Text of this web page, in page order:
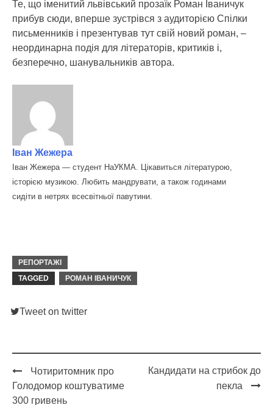
Те, що іменитий львівський прозаїк Роман Іваничук
прибув сюди, вперше зустрівся з аудиторією Спілки
письменників і презентував тут свій новий роман, –
неординарна подія для літераторів, критиків і,
безперечно, шанувальників автора.
Іван Жежера
Іван Жежера — студент НаУКМА. Цікавиться літературою,
історією музикою. Любить мандрувати, а також годинами
сидіти в нетрях всесвітньої павутини.
РЕПОРТАЖІ
TAGGED
РОМАН ІВАНИЧУК
Tweet on twitter
Post
Чотиритомник про
Голодомор коштуватиме
300 гривень
Кандидати на стрибок до
пекла